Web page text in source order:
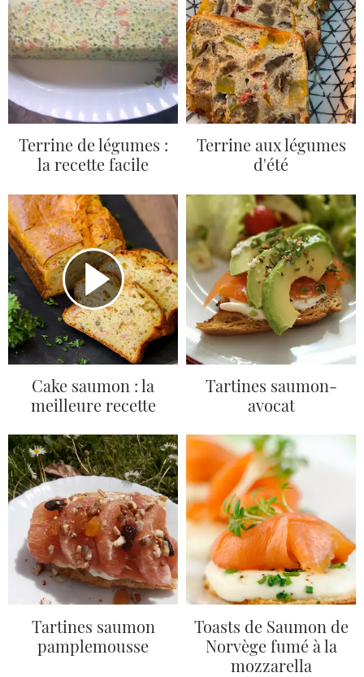
Terrine de légumes :
la recette facile
Terrine aux légumes
d'été
Cake saumon : la
meilleure recette
Tartines saumon-
avocat
Tartines saumon
pamplemousse
Toasts de Saumon de
Norvège fumé à la
mozzarella